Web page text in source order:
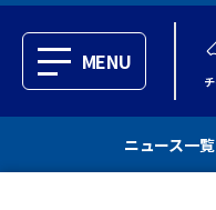
MENU
ニュース一覧